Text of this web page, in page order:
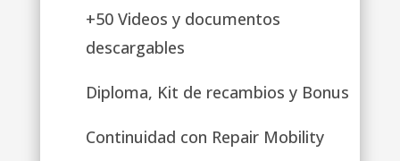
+50 Videos y documentos
descargables
Diploma, Kit de recambios y Bonus
Continuidad con Repair Mobility